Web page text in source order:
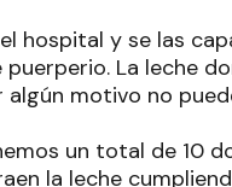
hospital y se las
La leche
motivo no
un total de 10
la leche